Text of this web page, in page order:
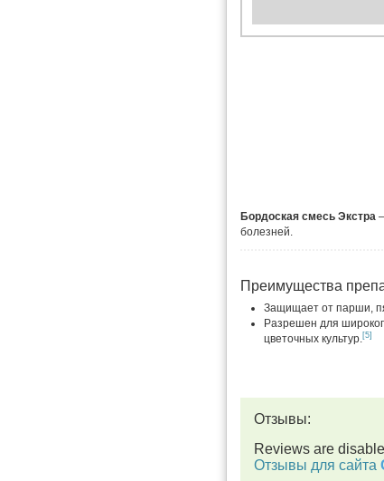
Бордоская смесь Экстра
болезней.
Преимущества
Защищает от парши,
Разрешен для
цветочных культур.[5]
Отзывы:
Reviews are
Отзывы для сайта